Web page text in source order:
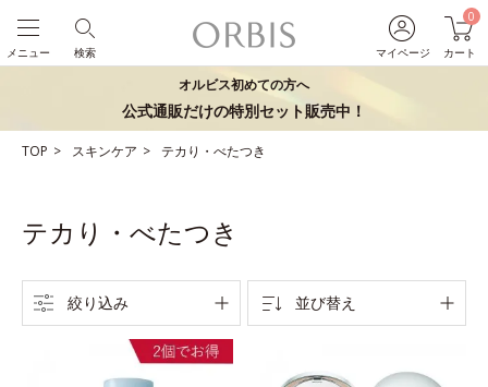
マイページ
0
カート
検索
メニュー
オルビス初めての方へ
公式通販だけの特別セット販売中！
TOP スキンケア テカり・べたつき
テカり・べたつき
絞り込み 並び替え